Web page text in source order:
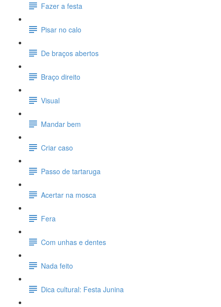
Fazer a festa
Pisar no calo
De braços abertos
Braço direito
Visual
Mandar bem
Criar caso
Passo de tartaruga
Acertar na mosca
Fera
Com unhas e dentes
Nada feito
Dica cultural: Festa Junina